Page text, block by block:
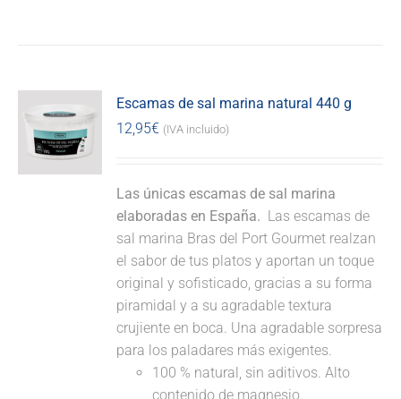
Escamas de sal marina natural 440 g
12,95€ (IVA incluido)
Las únicas escamas de sal marina
elaboradas en España. Las escamas de
sal marina Bras del Port Gourmet realzan
el sabor de tus platos y aportan un toque
original y sofisticado, gracias a su forma
piramidal y a su agradable textura
crujiente en boca. Una agradable sorpresa
para los paladares más exigentes.
100 % natural, sin aditivos. Alto
contenido de magnesio.